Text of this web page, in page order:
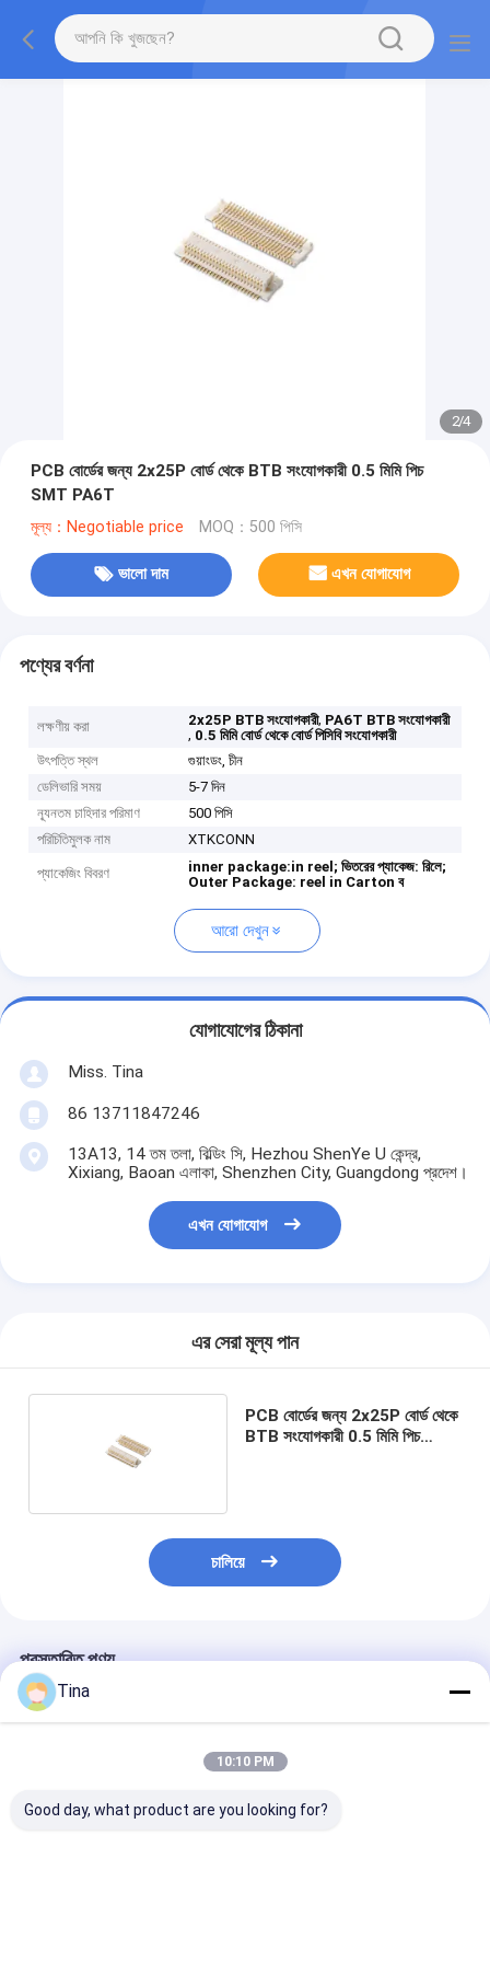
2/4
PCB বোর্ডের জন্য 2x25P বোর্ড থেকে BTB সংযোগকারী 0.5 মিমি পিচ
SMT PA6T
মূল্য：Negotiable price MOQ：500 পিসি
ভালো দাম এখন যোগাযোগ
পণ্যের বর্ণনা
লক্ষণীয় করা 2x25P BTB সংযোগকারী, PA6T BTB সংযোগকারী
, 0.5 মিমি বোর্ড থেকে বোর্ড পিসিবি সংযোগকারী
উৎপত্তি স্থল
গুয়াংডং, চীন
ডেলিভারি সময়
5-7 দিন
ন্যূনতম চাহিদার পরিমাণ
500 পিসি
পরিচিতিমুলক নাম
XTKCONN
প্যাকেজিং বিবরণ inner package:in reel; ভিতরের প্যাকেজ: রিলে;
Outer Package: reel in Carton ব
আরো দেখুন
যোগাযোগের ঠিকানা
Miss. Tina
86 13711847246
13A13, 14 তম তলা, বিল্ডিং সি, Hezhou ShenYe U কেন্দ্র,
Xixiang, Baoan এলাকা, Shenzhen City, Guangdong প্রদেশ।
এখন যোগাযোগ
এর সেরা মূল্য পান
PCB বোর্ডের জন্য 2x25P বোর্ড থেকে
BTB সংযোগকারী 0.5 মিমি পিচ
চালিয়ে
প্রস্তাবিত পণ্য
Tina
10:10 PM
Good day, what product are you looking for?